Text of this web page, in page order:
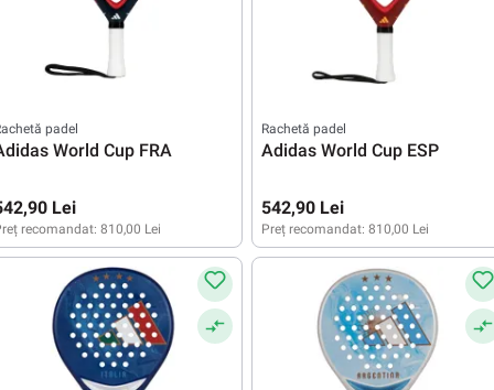
padel
World Cup FRA
Lei
recomandat: 810,00 Lei
Rachetă padel
Adidas World Cup ESP
542,90 Lei
Preț recomandat: 810,00 Lei